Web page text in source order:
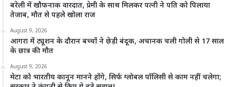
बरेली में खौफनाक वारदात, प्रेमी के साथ मिलकर पत्नी ने पति को पिलाया
तेजाब, मौत से पहले खोला राज
August 9, 2026
आगरा में ट्यूशन के दौरान बच्चों ने छेड़ी बंदूक, अचानक चली गोली से 17 साल
के छात्र की मौत
August 9, 2026
मेटा को भारतीय कानून मानने होंगे, सिर्फ ग्लोबल पॉलिसी से काम नहीं चलेगा;